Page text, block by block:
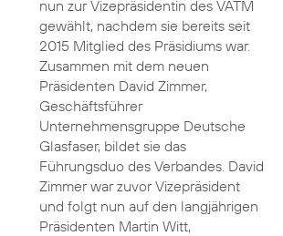
nun zur Vizepräsidentin des VATM
gewählt, nachdem sie bereits seit
2015 Mitglied des Präsidiums war.
Zusammen mit dem neuen
Präsidenten David Zimmer,
Geschäftsführer
Unternehmensgruppe Deutsche
Glasfaser, bildet sie das
Führungsduo des Verbandes. David
Zimmer war zuvor Vizepräsident
und folgt nun auf den langjährigen
Präsidenten Martin Witt,